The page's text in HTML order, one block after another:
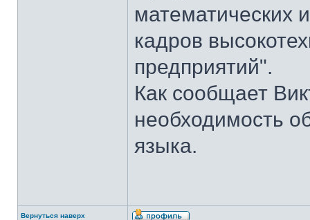
математических
кадров
предприятий".
Как сообщает
необходимость
языка.
Вернуться наверх